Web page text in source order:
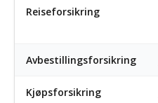
Reiseforsikring
Avbestillingsforsikring
Kjøpsforsikring